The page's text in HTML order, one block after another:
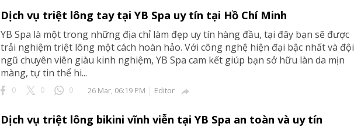
Dịch vụ triệt lông tay tại YB Spa uy tín tại Hồ Chí Minh
YB Spa là một trong những địa chỉ làm đẹp uy tín hàng đầu, tại đây bạn sẽ được
trải nghiệm triệt lông một cách hoàn hảo. Với công nghệ hiện đại bậc nhất và đội
ngũ chuyên viên giàu kinh nghiệm, YB Spa cam kết giúp bạn sở hữu làn da mịn
màng, tự tin thể hi...
0 0 0 26 Mar, 06:19 PM Editor 
Dịch vụ triệt lông bikini vĩnh viễn tại YB Spa an toàn và uy tín